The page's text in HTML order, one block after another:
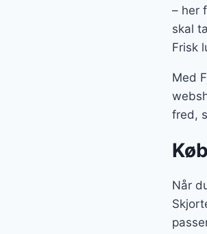
– her
skal
Frisk
Med
fred,
Når